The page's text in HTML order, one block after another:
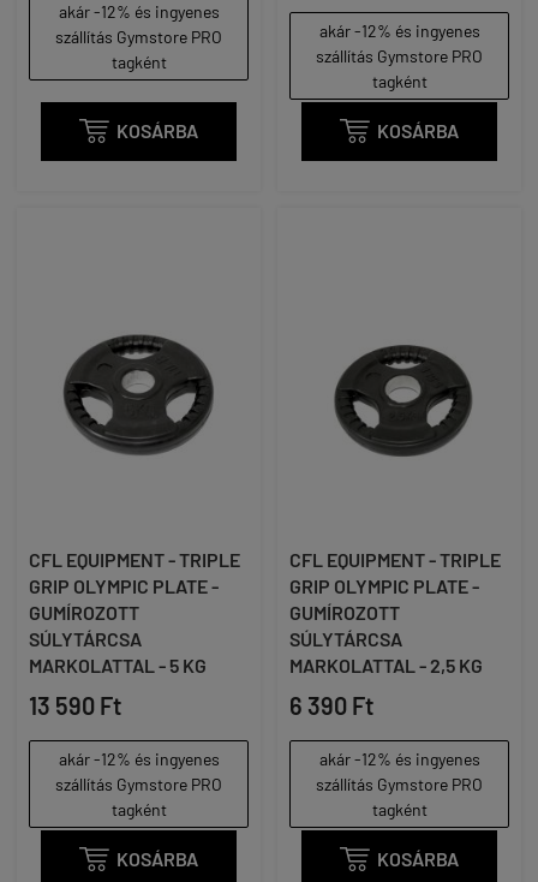
akár -12% és ingyenes
szállítás Gymstore PRO
tagként
 KOSÁRBA
akár -12% és ingyenes
szállítás Gymstore PRO
tagként
 KOSÁRBA
CFL EQUIPMENT - TRIPLE
GRIP OLYMPIC PLATE -
GUMÍROZOTT
SÚLYTÁRCSA
MARKOLATTAL - 5 KG
13 590 Ft
akár -12% és ingyenes
szállítás Gymstore PRO
tagként
 KOSÁRBA
CFL EQUIPMENT - TRIPLE
GRIP OLYMPIC PLATE -
GUMÍROZOTT
SÚLYTÁRCSA
MARKOLATTAL - 2,5 KG
6 390 Ft
akár -12% és ingyenes
szállítás Gymstore PRO
tagként
 KOSÁRBA